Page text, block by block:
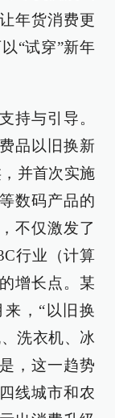
年货消费更
“试穿”新年
持与引导。
品以旧换新
并首次实施
数码产品的
不仅激发了
行业（计算
增长点。某
，“以旧换
洗衣机、冰
，这一趋势
线城市和农